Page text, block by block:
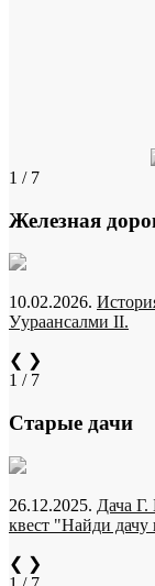
1 / 7
Железная
10.02.2026.
Уураансалми II.
❮ ❯
1 / 7
Старые дачи
26.12.2025. Дача Г.
квест "Найди дачу
❮ ❯